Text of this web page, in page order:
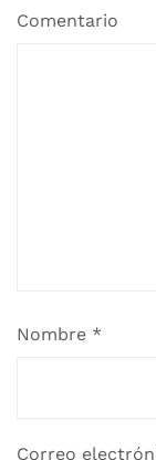
Comentario
Nombre *
Correo